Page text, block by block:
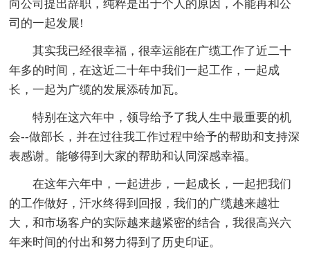
向公司提出辞职，纯粹是出于个人的原因，不能再和公
司的一起发展!
其实我已经很幸福，很幸运能在广缆工作了近二十
年多的时间，在这近二十年中我们一起工作，一起成
长，一起为广缆的发展添砖加瓦。
特别在这六年中，领导给予了我人生中最重要的机
会--做部长，并在过往我工作过程中给予的帮助和支持深
表感谢。能够得到大家的帮助和认同深感幸福。
在这年六年中，一起进步，一起成长，一起把我们
的工作做好，汗水终得到回报，我们的广缆越来越壮
大，和市场客户的实际越来越紧密的结合，我很高兴六
年来时间的付出和努力得到了历史印证。